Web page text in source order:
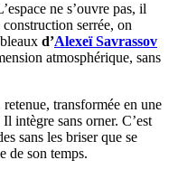
ne s’ouvre pas, il
serrée, on
d’Alexeï Savrassov
atmosphérique, sans
transformée en une
intègre sans orner. C’est
sans les briser que se
de son temps.